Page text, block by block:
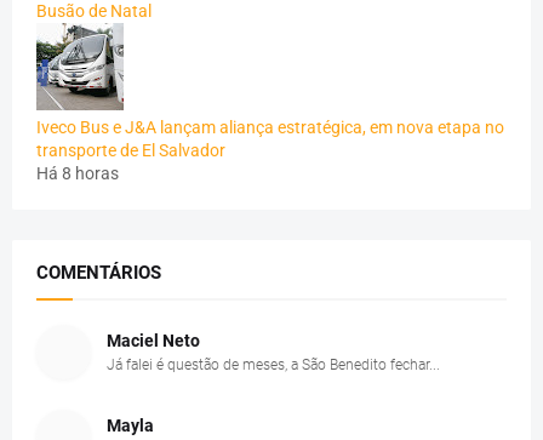
Busão de Natal
Iveco Bus e J&A lançam aliança estratégica, em nova etapa no
transporte de El Salvador
Há 8 horas
COMENTÁRIOS
Maciel Neto
Já falei é questão de meses, a São Benedito fechar...
Mayla